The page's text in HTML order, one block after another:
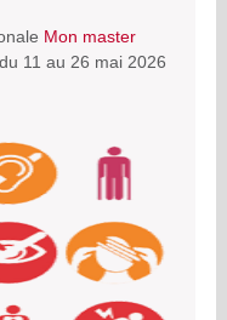
Mon master
du 11 au 26 mai 2026